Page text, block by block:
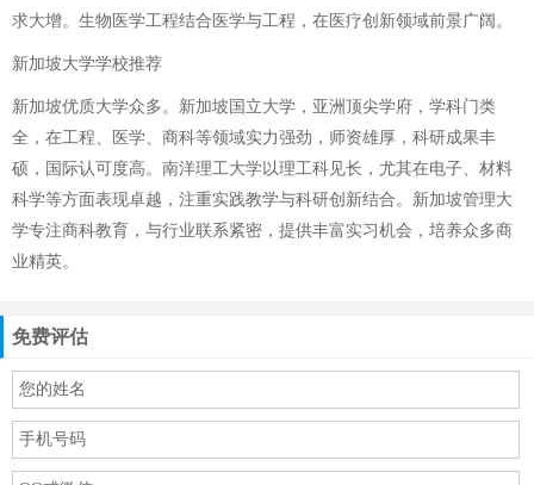
求大增。生物医学工程结合医学与工程，在医疗创新领域前景广阔。
新加坡大学学校推荐
新加坡优质大学众多。新加坡国立大学，亚洲顶尖学府，学科门类
全，在工程、医学、商科等领域实力强劲，师资雄厚，科研成果丰
硕，国际认可度高。南洋理工大学以理工科见长，尤其在电子、材料
科学等方面表现卓越，注重实践教学与科研创新结合。新加坡管理大
学专注商科教育，与行业联系紧密，提供丰富实习机会，培养众多商
业精英。
免费评估